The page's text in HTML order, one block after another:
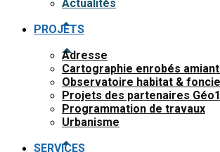
Actualités
PROJETS
Adresse
Cartographie enrobés
Observatoire habitat &
Projets des partenaires
Programmation de travaux
Urbanisme
SERVICES